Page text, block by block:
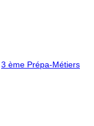
3 ème Prépa-Métiers